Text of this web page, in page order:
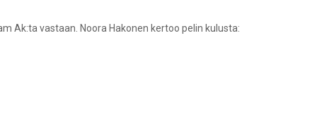
Ak:ta vastaan. Noora Hakonen kertoo pelin kulusta: